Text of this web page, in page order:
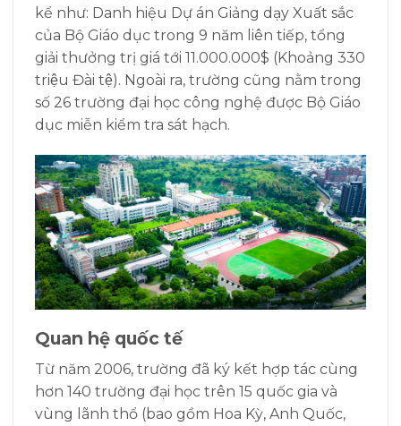
kể như: Danh hiệu Dự án Giảng dạy Xuất sắc
của Bộ Giáo dục trong 9 năm liên tiếp, tổng
giải thưởng trị giá tới 11.000.000$ (Khoảng 330
triệu Đài tệ). Ngoài ra, trường cũng nằm trong
số 26 trường đại học công nghệ được Bộ Giáo
dục miễn kiểm tra sát hạch.
Quan hệ quốc tế
Từ năm 2006, trường đã ký kết hợp tác cùng
hơn 140 trường đại học trên 15 quốc gia và
vùng lãnh thổ (bao gồm Hoa Kỳ, Anh Quốc,